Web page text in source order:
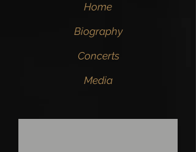
Home
Biography
Concerts
Media